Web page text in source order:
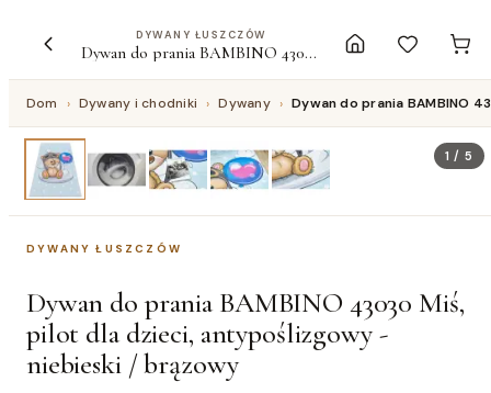
DYWANY ŁUSZCZÓW
Dywan do prania BAMBINO 43030 Miś, pilot dla dzieci, antypoślizgowy - niebieski / brązowy
Dom › Dywany i chodniki › Dywany › Dywan do prania BAMBINO
1 /5
DYWANY ŁUSZCZÓW
Dywan do prania BAMBINO 43030 Miś,
pilot dla dzieci, antypoślizgowy -
niebieski / brązowy